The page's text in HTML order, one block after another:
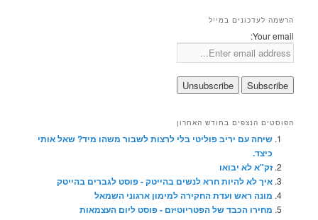
הרשמה לעדכונים במייל
Your email:
הפוסטים הנצפים בחודש האחרון
שיחה עם יריב פוליטי בלי לרצות לשבור משהו מיד? שאל אותי
כיצד.
זק"א לא יבואו
איך לא להיות חרא לנשים בהייטק - פוסט לגברים בהייטק
מונה ראש ועדת החקירה למימון ארגוני השמאל
מחירו הכבד של הפטריוטיזם - פוסט ליום העצמאות